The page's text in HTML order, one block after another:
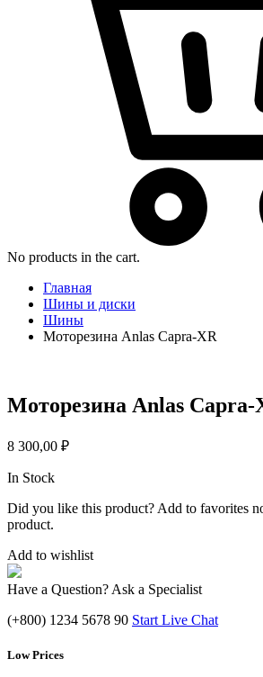
No products in the cart.
Главная
Шины и диски
Шины
Моторезина Anlas Capra-XR
Моторезина Anlas Capra-
8 300,00 ₽
In Stock
Did you like this product? Add to favorites
product.
Add to wishlist
Have a Question? Ask a Specialist
(+800) 1234 5678 90 Start Live Chat
Low Prices